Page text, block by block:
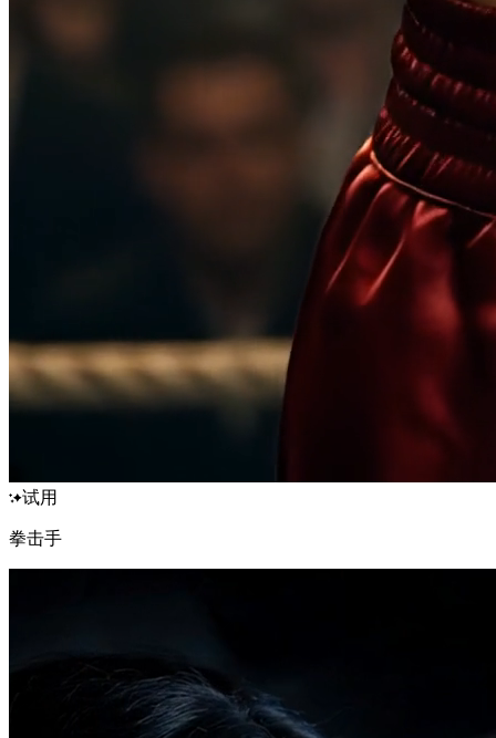
试用
拳击手